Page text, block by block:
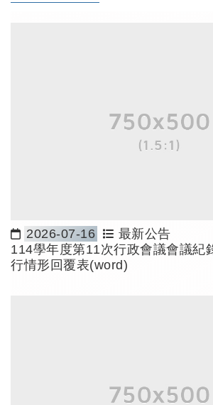
日期：2026-07-16
最新公告
114學年度第11次行政會議會議紀
行情形回覆表(word)